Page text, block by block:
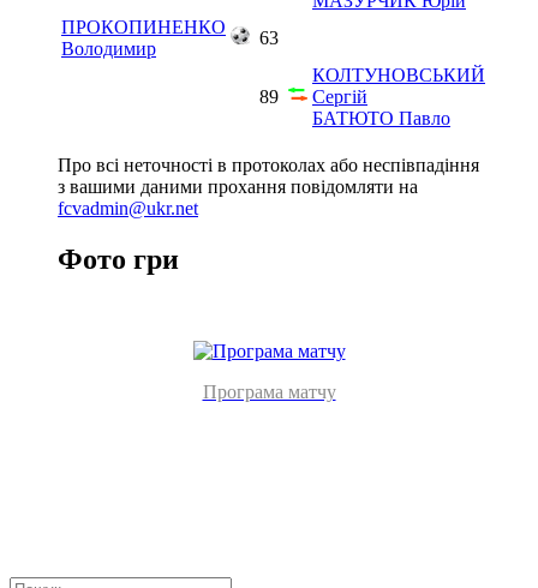
ПРОКОПИНЕНКО
Володимир
63
89
КОЛТУНОВСЬКИЙ
Сергій
БАТЮТО Павло
Про всі неточності в протоколах або неспівпадіння
з вашими даними прохання повідомляти на
fcvadmin@ukr.net
Фото гри
Програма матчу